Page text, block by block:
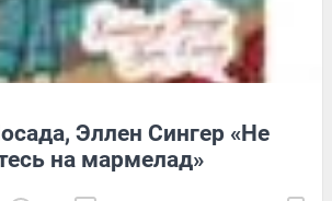
Эллен Сингер «Не
на мармелад»